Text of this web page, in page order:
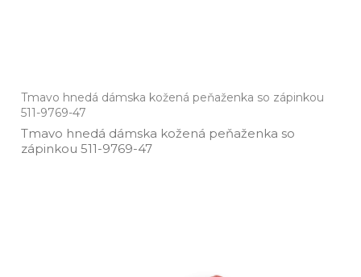
Tmavo hnedá dámska kožená peňaženka so zápinkou
511-9769-47
Tmavo hnedá dámska kožená peňaženka so
zápinkou 511­-9769­-47